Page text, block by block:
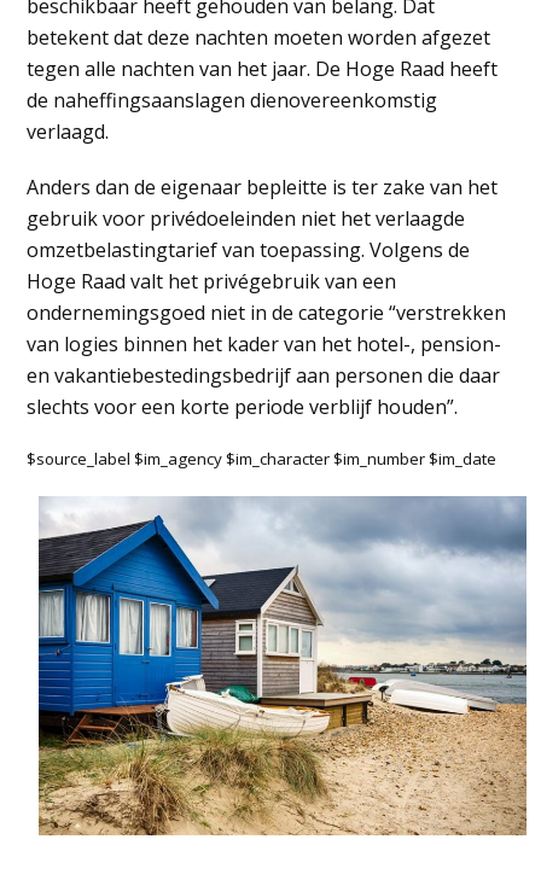
beschikbaar heeft gehouden van belang. Dat
betekent dat deze nachten moeten worden afgezet
tegen alle nachten van het jaar. De Hoge Raad heeft
de naheffingsaanslagen dienovereenkomstig
verlaagd.
Anders dan de eigenaar bepleitte is ter zake van het
gebruik voor privédoeleinden niet het verlaagde
omzetbelastingtarief van toepassing. Volgens de
Hoge Raad valt het privégebruik van een
ondernemingsgoed niet in de categorie “verstrekken
van logies binnen het kader van het hotel-, pension-
en vakantiebestedingsbedrijf aan personen die daar
slechts voor een korte periode verblijf houden”.
$source_label $im_agency $im_character $im_number $im_date